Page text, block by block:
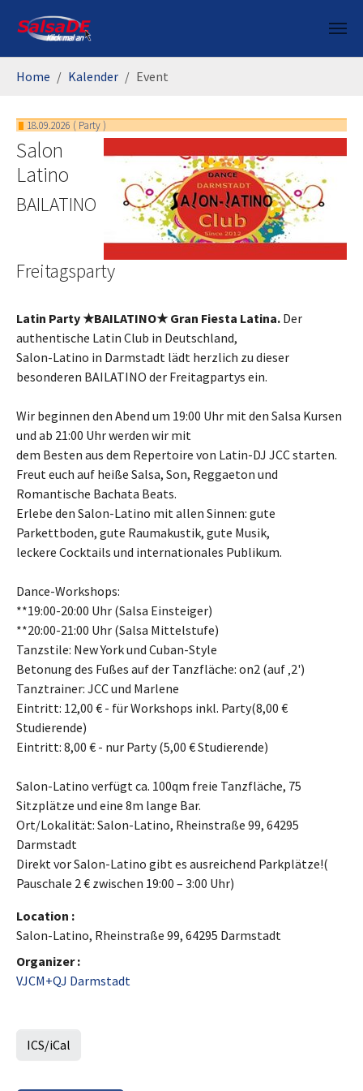
Home Kalender Event
18.09.2026 ( Party )
Salon
Latino
BAILATINO
Freitagsparty
Latin Party ★BAILATINO★ Gran Fiesta Latina. Der
authentische Latin Club in Deutschland,
Salon-Latino in Darmstadt lädt herzlich zu dieser
besonderen BAILATINO der Freitagpartys ein.
Wir beginnen den Abend um 19:00 Uhr mit den Salsa Kursen
und ab 21:00 Uhr werden wir mit
dem Besten aus dem Repertoire von Latin-DJ JCC starten.
Freut euch auf heiße Salsa, Son, Reggaeton und
Romantische Bachata Beats.
Erlebe den Salon-Latino mit allen Sinnen: gute
Parkettboden, gute Raumakustik, gute Musik,
leckere Cocktails und internationales Publikum.
Dance-Workshops:
**19:00-20:00 Uhr (Salsa Einsteiger)
**20:00-21:00 Uhr (Salsa Mittelstufe)
Tanzstile: New York und Cuban-Style
Betonung des Fußes auf der Tanzfläche: on2 (auf ‚2')
Tanztrainer: JCC und Marlene
Eintritt: 12,00 € - für Workshops inkl. Party(8,00 €
Studierende)
Eintritt: 8,00 € - nur Party (5,00 € Studierende)
Salon-Latino verfügt ca. 100qm freie Tanzfläche, 75
Sitzplätze und eine 8m lange Bar.
Ort/Lokalität: Salon-Latino, Rheinstraße 99, 64295
Darmstadt
Direkt vor Salon-Latino gibt es ausreichend Parkplätze!(
Pauschale 2 € zwischen 19:00 – 3:00 Uhr)
Location :
Salon-Latino, Rheinstraße 99, 64295 Darmstadt
Organizer :
VJCM+QJ Darmstadt
ICS/iCal